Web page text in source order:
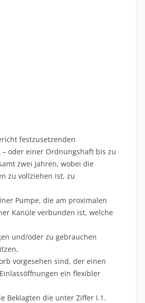
festzusetzenden
– oder einer Ordnungshaft bis zu
zwei Jahren, wobei die
zu vollziehen ist, zu
Pumpe, die am proximalen
Kanüle verbunden ist, welche
und/oder zu gebrauchen
vorgesehen sind, der einen
ein flexibler
Beklagten die unter Ziffer I.1.